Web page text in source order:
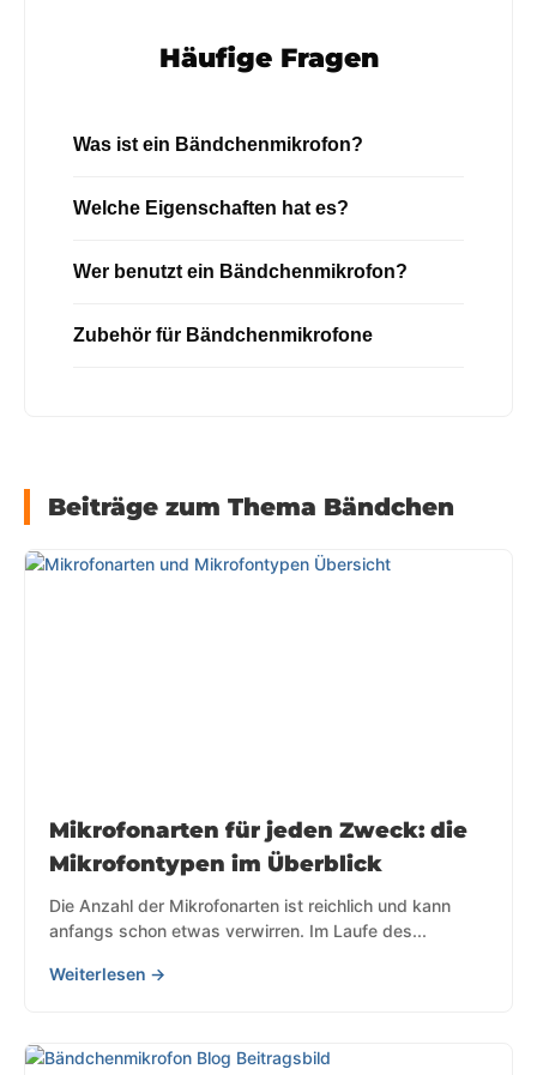
Häufige Fragen
Was ist ein Bändchenmikrofon?
Welche Eigenschaften hat es?
Wer benutzt ein Bändchenmikrofon?
Zubehör für Bändchenmikrofone
Beiträge zum Thema Bändchen
Mikrofonarten für jeden Zweck: die
Mikrofontypen im Überblick
Die Anzahl der Mikrofonarten ist reichlich und kann
anfangs schon etwas verwirren. Im Laufe des...
Weiterlesen →